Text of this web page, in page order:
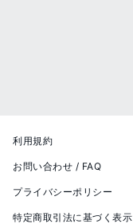
利用規約
お問い合わせ / FAQ
プライバシーポリシー
特定商取引法に基づく表示